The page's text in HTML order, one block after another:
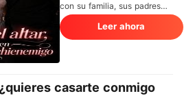
con su familia, sus padres
nunca la habían aceptado
de verdad ni la habían
tratado como a su propia
adoptiva en lugar de a ella;
y el hombre con el que
Leer ahora
casarte conmigo